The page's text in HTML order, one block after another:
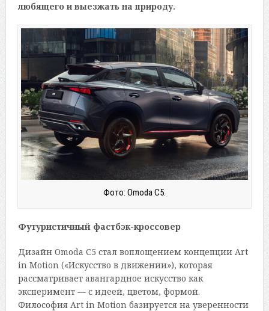
любящего и выезжать на природу.
Фото: Omoda C5.
Футуристичный фастбэк-кроссовер
Дизайн Omoda С5 стал воплощением концепции Art
in Motion («Искусство в движении»), которая
рассматривает авангардное искусство как
эксперимент — с идеей, цветом, формой.
Философия Art in Motion базируется на уверенности